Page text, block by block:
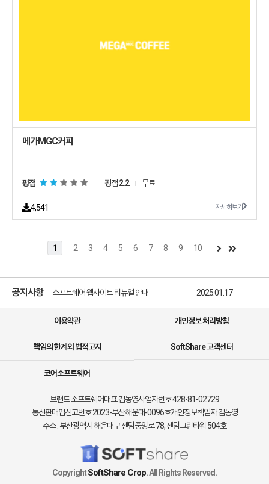
평점 평점2.2 무료
4,541 자세히보기
1 2 3 4 5 6 7 8 9 10
공지사항
소프트쉐어 신규 소프트웨어 추가 안내
소프트쉐어 웹사이트 리뉴얼 안내
2025.01.17
소프트쉐어 신규 소프트웨어 추가 안내
2025.01.17
이용약관
개인정보 처리방침
책임의 한계외 법적고지 SoftShare 고객센터
코어소프트웨어
브랜드 소프트쉐어대표 김동영사업자번호 428-81-02729
통신판매업신고번호 2023-부산해운대-0096호개인정보책임자 김동영
주소 : 부산광역시 해운대구 센텀중앙로 78, 센텀그린타워 504호
CopyrightSoftShare Crop. All Rights Reserved.